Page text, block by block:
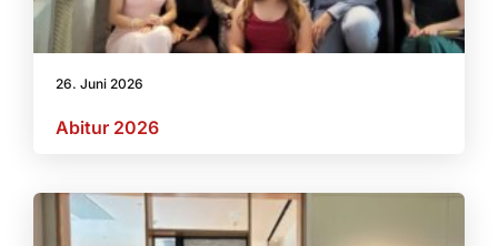
26. Juni 2026
Abitur 2026